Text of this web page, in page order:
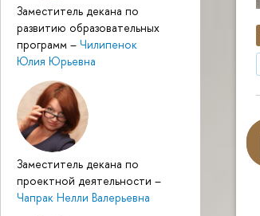
Заместитель декана по
развитию образовательных
программ – Чилипенок
Юлия Юрьевна
Заместитель декана по
проектной деятельности –
Чапрак Нелли Валерьевна